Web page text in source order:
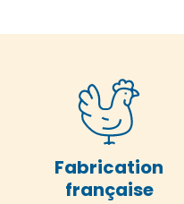
Fabrication
française